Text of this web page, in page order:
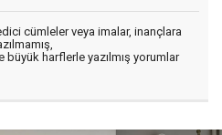
cümleler veya imalar, inançlara
büyük harflerle yazılmış yorumlar